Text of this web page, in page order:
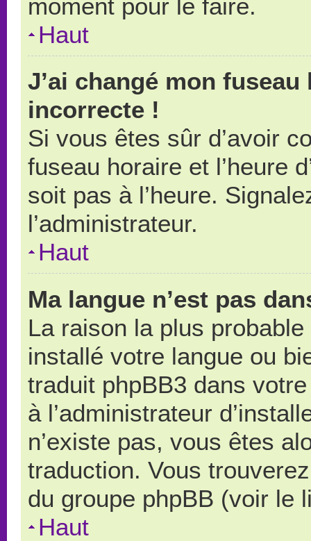
moment pour le faire.
Haut
J’ai changé mon
incorrecte !
Si vous êtes sûr d’avoir
fuseau horaire et l’heure
soit pas à l’heure.
l’administrateur.
Haut
Ma langue n’est pas
La raison la plus probable
installé votre langue ou
traduit phpBB3 dans
à l’administrateur
n’existe pas, vous êtes
traduction. Vous
du groupe phpBB (voir le
Haut